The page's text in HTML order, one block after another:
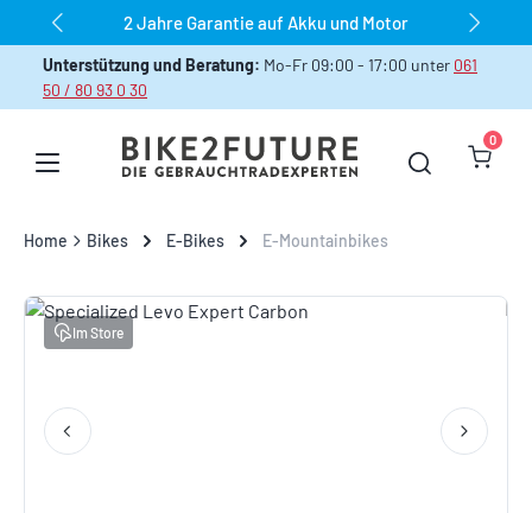
Zum Hauptinhalt springendauerhaft über 1.000 Bikes sofort verfügbar
Unterstützung und Beratung: Mo-Fr 09:00 - 17:00 unter 061
50 / 80 93 0 30
0
Home Bikes E-Bikes E-Mountainbikes
Bildergalerie überspringen
Im Store